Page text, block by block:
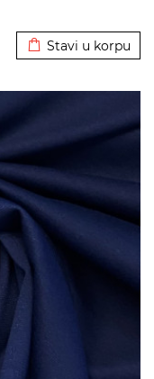
Stavi u korpu